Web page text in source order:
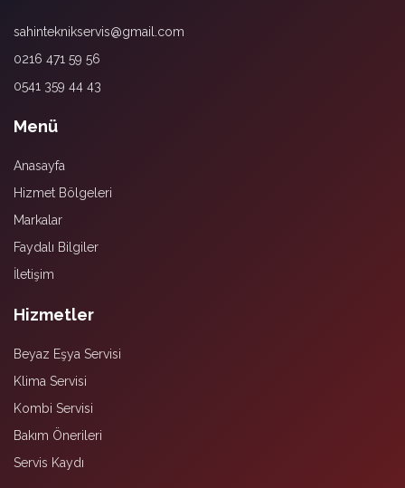
sahinteknikservis@gmail.com
0216 471 59 56
0541 359 44 43
Menü
Anasayfa
Hizmet Bölgeleri
Markalar
Faydalı Bilgiler
İletişim
Hizmetler
Beyaz Eşya Servisi
Klima Servisi
Kombi Servisi
Bakım Önerileri
Servis Kaydı